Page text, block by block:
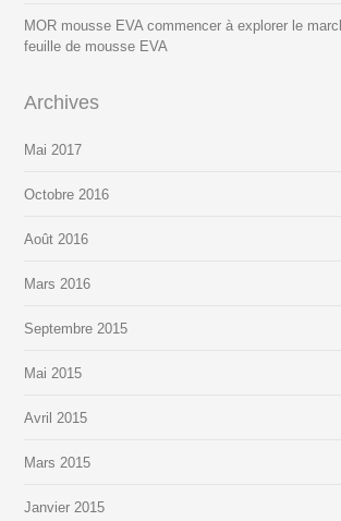
MOR mousse EVA commencer à explorer le
feuille de mousse EVA
Archives
Mai 2017
Octobre 2016
Août 2016
Mars 2016
Septembre 2015
Mai 2015
Avril 2015
Mars 2015
Janvier 2015